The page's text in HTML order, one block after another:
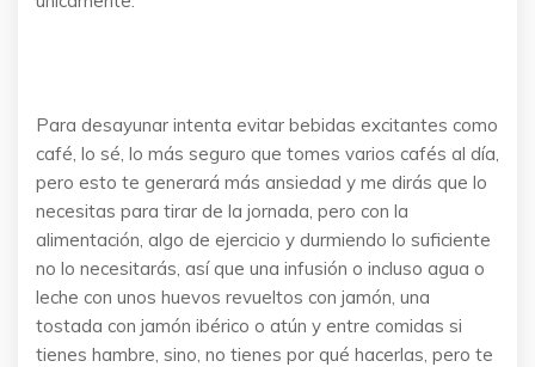
Para desayunar intenta evitar bebidas excitantes como
café, lo sé, lo más seguro que tomes varios cafés al día,
pero esto te generará más ansiedad y me dirás que lo
necesitas para tirar de la jornada, pero con la
alimentación, algo de ejercicio y durmiendo lo suficiente
no lo necesitarás, así que una infusión o incluso agua o
leche con unos huevos revueltos con jamón, una
tostada con jamón ibérico o atún y entre comidas si
tienes hambre, sino, no tienes por qué hacerlas, pero te